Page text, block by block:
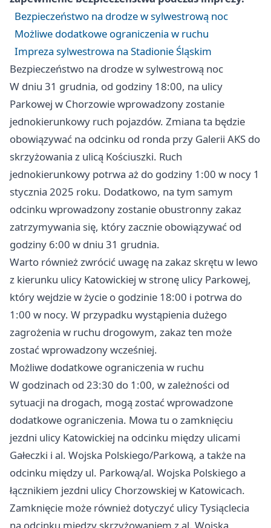
Bezpieczeństwo na drodze w sylwestrową noc
Możliwe dodatkowe ograniczenia w ruchu
Impreza sylwestrowa na Stadionie Śląskim
Bezpieczeństwo na drodze w sylwestrową noc
W dniu 31 grudnia, od godziny 18:00, na ulicy
Parkowej w Chorzowie wprowadzony zostanie
jednokierunkowy ruch pojazdów. Zmiana ta będzie
obowiązywać na odcinku od ronda przy Galerii AKS do
skrzyżowania z ulicą Kościuszki. Ruch
jednokierunkowy potrwa aż do godziny 1:00 w nocy 1
stycznia 2025 roku. Dodatkowo, na tym samym
odcinku wprowadzony zostanie obustronny zakaz
zatrzymywania się, który zacznie obowiązywać od
godziny 6:00 w dniu 31 grudnia.
Warto również zwrócić uwagę na zakaz skrętu w lewo
z kierunku ulicy Katowickiej w stronę ulicy Parkowej,
który wejdzie w życie o godzinie 18:00 i potrwa do
1:00 w nocy. W przypadku wystąpienia dużego
zagrożenia w ruchu drogowym, zakaz ten może
zostać wprowadzony wcześniej.
Możliwe dodatkowe ograniczenia w ruchu
W godzinach od 23:30 do 1:00, w zależności od
sytuacji na drogach, mogą zostać wprowadzone
dodatkowe ograniczenia. Mowa tu o zamknięciu
jezdni ulicy Katowickiej na odcinku między ulicami
Gałeczki i al. Wojska Polskiego/Parkową, a także na
odcinku między ul. Parkową/al. Wojska Polskiego a
łącznikiem jezdni ulicy Chorzowskiej w Katowicach.
Zamknięcie może również dotyczyć ulicy Tysiąclecia